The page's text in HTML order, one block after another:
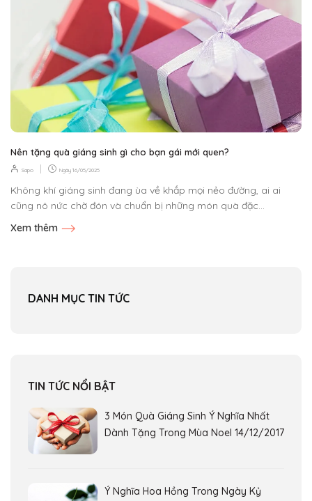
Nên tặng quà giáng sinh gì cho bạn gái mới quen?
Sapo | Ngày 16/05/2025
Không khí giáng sinh đang ùa về khắp mọi nẻo đường, ai ai
cũng nô nức chờ đón và chuẩn bị những món quà đặc...
Xem thêm
DANH MỤC TIN TỨC
TIN TỨC NỔI BẬT
3 Món Quà Giáng Sinh Ý Nghĩa Nhất
Dành Tặng Trong Mùa Noel 14/12/2017
Ý Nghĩa Hoa Hồng Trong Ngày Kỷ